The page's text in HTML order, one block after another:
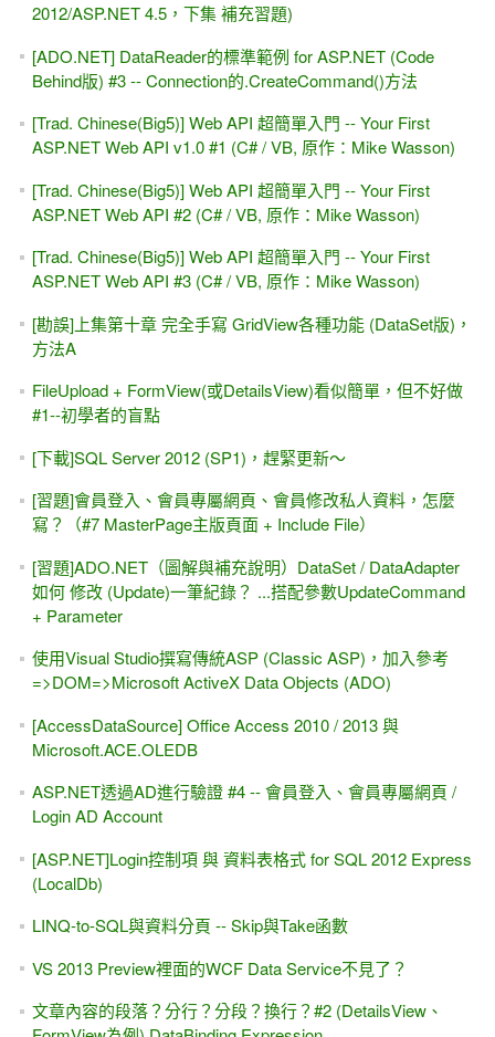
列出本機（localhost）的使用者帳號（User Account） #2 --
如何在移除並重新安裝 IIS 之後，修復 .NET Framework對應
[好書推薦][.NET]進入IT產業必讀的200個.NET面試決勝題
ASP.NET(Visual Studio) -- SqlDataSource 與 MySQL的設定
與錯誤解決
[台北]5/17(雙週日) Allen Kuo 的 ASP.NET 程式技巧進階班
(遠距教學)
[RWD] GridView搭配 FooTable (jQuery) 的表格效果 -- 自動折
疊
[範例集]簡體中文書 -- ASP.NET程序開發範例寶典 (人民郵電
出版社 )
[習題]ASP.NET製作網頁版的[小]計算機 #2 -- Button_Click事
[給初學者的話]眼大肚皮小 -- 學程式設計，不是去餐廳吃到
安裝與下載 VS2022，x64打造的IDE開發工具 (.NET Core 6
MVC)
[習題]ASP.NET的 簡易投票區 #7--直立的長條圖（VB範例）
[習題]ASP.NET動態加入控制項 -- 動態加入TextBox，每寫完
[範例下載]ASP.NET專題實務 / 博碩出版
[習題]上集 Ch 14-4 撰寫ADO.NET DataReader的分頁程式
#3（搭配SQL 2012指令 OFFSET...FETCH）
ASP.NET與 JavaScript -- ClientScriptManager 類別
[習題]ASP.NET 讀取 PDF檔案、轉成 TXT文字檔
ASP.NET 2.0二十個實用小範例